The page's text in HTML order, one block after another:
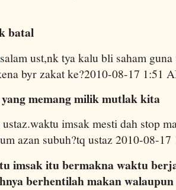
batal
salam ust,nk tya kalu bli saham
byr zakat ke?2010-08-17 1:51
memang milik mutlak kita
ustaz.waktu imsak mesti dah stop
azan subuh?tq ustaz 2010-08-
imsak itu bermakna waktu
berhentilah makan